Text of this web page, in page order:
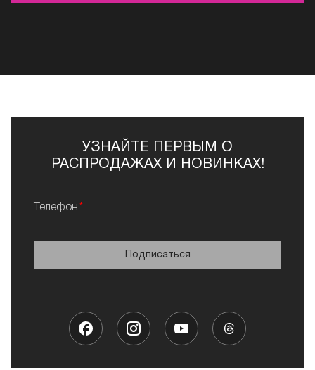
УЗНАЙТЕ ПЕРВЫМ О
РАСПРОДАЖАХ И НОВИНКАХ!
Телефон
Подписаться